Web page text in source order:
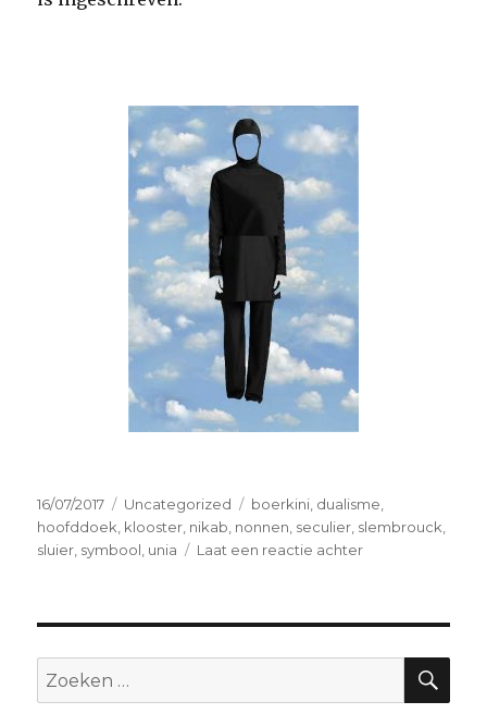
Geplaatst
op
16/07/2017 Categorieën
Uncategorized Tags
boerkini dualisme
hoofddoek klooster nikab nonnen seculier slembrouck
sluier symbool unia Laat een reactie achterop
als
badpak,
Zoeken
naar: